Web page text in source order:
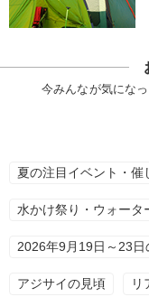
今みんなが気にな
夏の注目イベント・催
水かけ祭り・ウォータ
2026年9月19日～23日
アジサイの見頃 リ